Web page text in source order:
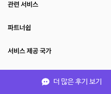
더 많은 후기 보기
관련 서비스
파트너쉽
서비스 제공 국가
(주)NSPACE 사업자정보